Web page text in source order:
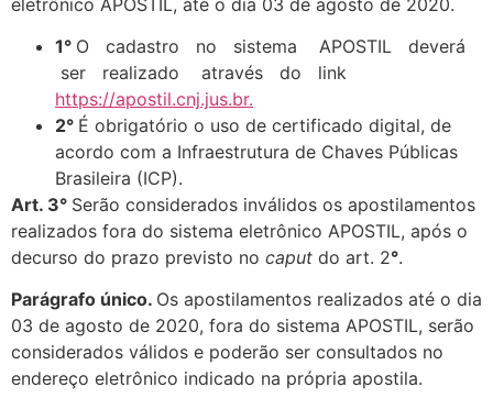
1° O cadastro no sistema APOSTIL deverá
ser realizado através do link
https://apostil.cnj.jus.br.
2° É obrigatório o uso de certificado digital, de
acordo com a Infraestrutura de Chaves Públicas
Brasileira (ICP).
Art. 3° Serão considerados inválidos os apostilamentos
realizados fora do sistema eletrônico APOSTIL, após o
decurso do prazo previsto no caput do art. 2°.
Parágrafo único. Os apostilamentos realizados até o dia
03 de agosto de 2020, fora do sistema APOSTIL, serão
considerados válidos e poderão ser consultados no
endereço eletrônico indicado na própria apostila.